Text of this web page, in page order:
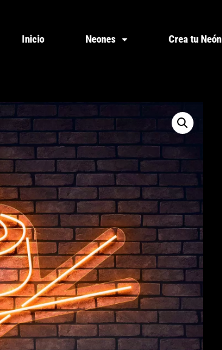
Inicio Neones Crea tu Neón